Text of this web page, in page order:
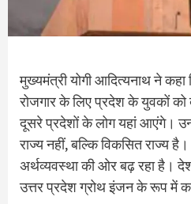
मुख्यमंत्री योगी आदित्यनाथ ने
रोजगार के लिए प्रदेश के युवकों को
दूसरे प्रदेशों के लोग यहां आएंगे।
राज्य नहीं, बल्कि विकसित राज्य
अर्थव्यवस्था की ओर बढ़ रहा है।
उत्तर प्रदेश ग्रोथ इंजन के रूप में